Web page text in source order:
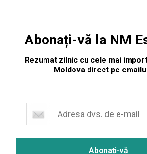
Abonați-vă la NM
Rezumat zilnic cu cele mai
Moldova direct pe